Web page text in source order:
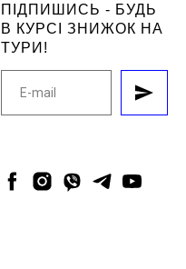
ПІДПИШИСЬ - БУДЬ
В КУРСІ ЗНИЖОК НА
ТУРИ!